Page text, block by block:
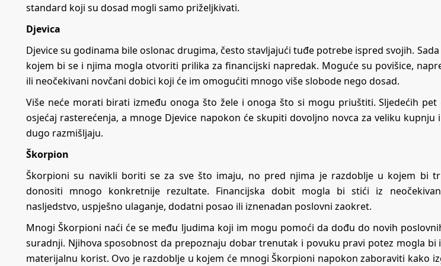
standard koji su dosad mogli samo priželjkivati.
Djevica
Djevice su godinama bile oslonac drugima, često stavljajući tuđe potrebe ispred svojih.
kojem bi se i njima mogla otvoriti prilika za financijski napredak. Moguće su povišice,
ili neočekivani novčani dobici koji će im omogućiti mnogo više slobode nego dosad.
Više neće morati birati između onoga što žele i onoga što si mogu priuštiti. Sljedećih
osjećaj rasterećenja, a mnoge Djevice napokon će skupiti dovoljno novca za veliku
dugo razmišljaju.
Škorpion
Škorpioni su navikli boriti se za sve što imaju, no pred njima je razdoblje u kojem bi
donositi mnogo konkretnije rezultate. Financijska dobit mogla bi stići iz
nasljedstvo, uspješno ulaganje, dodatni posao ili iznenadan poslovni zaokret.
Mnogi Škorpioni naći će se među ljudima koji im mogu pomoći da dođu do novih
suradnji. Njihova sposobnost da prepoznaju dobar trenutak i povuku pravi potez mogla bi
materijalnu korist. Ovo je razdoblje u kojem će mnogi Škorpioni napokon zaboraviti kako